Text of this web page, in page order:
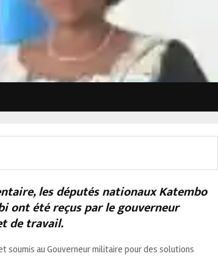
les députés nationaux Katembo
ont été reçus par le gouverneur
de travail.
soumis au Gouverneur militaire pour des solutions